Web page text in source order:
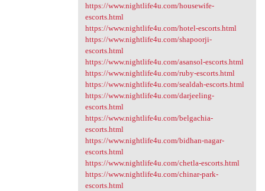
https://www.nightlife4u.com/housewife-
escorts.html
https://www.nightlife4u.com/hotel-escorts.html
https://www.nightlife4u.com/shapoorji-
escorts.html
https://www.nightlife4u.com/asansol-escorts.html
https://www.nightlife4u.com/ruby-escorts.html
https://www.nightlife4u.com/sealdah-escorts.html
https://www.nightlife4u.com/darjeeling-
escorts.html
https://www.nightlife4u.com/belgachia-
escorts.html
https://www.nightlife4u.com/bidhan-nagar-
escorts.html
https://www.nightlife4u.com/chetla-escorts.html
https://www.nightlife4u.com/chinar-park-
escorts.html